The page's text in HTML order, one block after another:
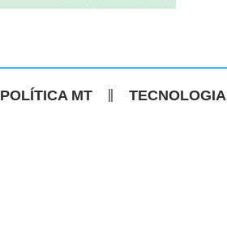
POLÍTICA MT TECNOLOGIA